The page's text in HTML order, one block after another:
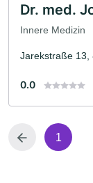
Dr. med.
Innere Medizin
Jarekstraße 13,
0.0
1